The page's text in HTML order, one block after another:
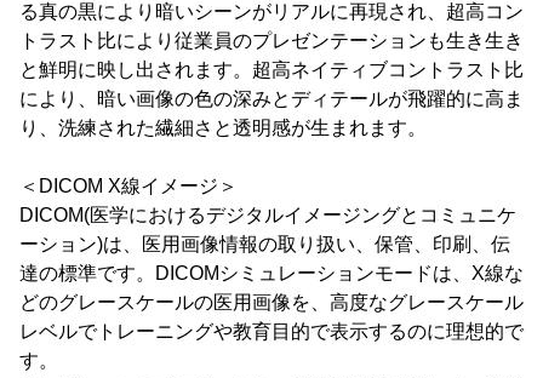
る真の黒により暗いシーンがリアルに再現され、超高コン
トラスト比により従業員のプレゼンテーションも生き生き
と鮮明に映し出されます。超高ネイティブコントラスト比
により、暗い画像の色の深みとディテールが飛躍的に高ま
り、洗練された繊細さと透明感が生まれます。
＜DICOM X線イメージ＞
DICOM(医学におけるデジタルイメージングとコミュニケ
ーション)は、医用画像情報の取り扱い、保管、印刷、伝
達の標準です。DICOMシミュレーションモードは、X線な
どのグレースケールの医用画像を、高度なグレースケール
レベルでトレーニングや教育目的で表示するのに理想的で
す。